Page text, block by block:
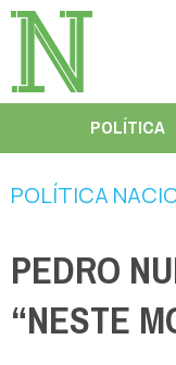
POLÍTICA
POLÍTICA
PEDRO
“NESTE